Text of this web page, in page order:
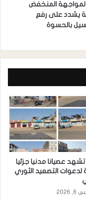
لمواجهة المنخفض
يشدد على رفع
بالحسوة
عصيانا مدنيا جزئيا
لدعوات التصعيد الثوري